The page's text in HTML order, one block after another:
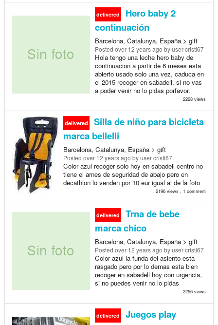
delivered
Hero baby 2
continuación
Barcelona, Catalunya, España > gift
Posted over 12 years ago by user cristi67
Hola tengo una leche hero baby de
continuacion a partir de 6 meses esta
abierto usado solo una vez, caduca en
el 2015 recoger en sabadell, si no vas
a poder venir no lo pidas porfavor.
2228 views
delivered
Silla de niño para bicicleta
marca bellelli
Barcelona, Catalunya, España > gift
Posted over 12 years ago by user cristi67
Color azul recoger solo hoy en sabadell centro no
tiene el arnes de seguridad de abajo pero en
decathlon lo venden por 10 eur igual al de la foto
2196 views , 1 comment
delivered
Trna de bebe
marca chico
Barcelona, Catalunya, España > gift
Posted over 12 years ago by user cristi67
Color azul la funda del asiento esta
rasgado pero por lo demas esta bien
recoger en sabadell hoy con urgencia,
si no puedes venir no lo pidas
2256 views
delivered Juegos play